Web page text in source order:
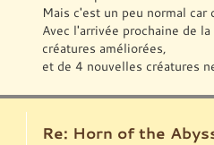
Mais c'est un peu normal
Avec l'arrivée prochaine de
créatures améliorées,
et de 4 nouvelles créatures
Re: Horn of the